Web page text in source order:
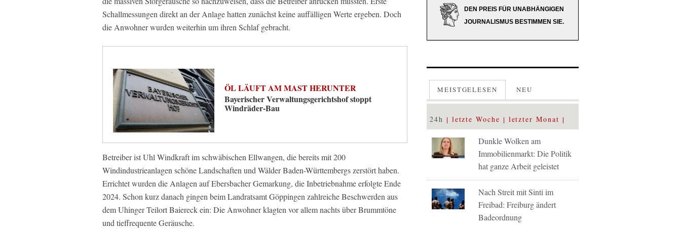
Schallmessungen direkt an der Anlage hatten zunächst keine auffälligen Werte ergeben. Doch
die Anwohner wurden weiterhin um ihren Schlaf gebracht.
ÖL LÄUFT AM MAST HERUNTER
Bayerischer Verwaltungsgerichtshof stoppt
Windräder-Bau
Betreiber ist Uhl Windkraft im schwäbischen Ellwangen, die bereits mit 200
Windindustrieanlagen schöne Landschaften und Wälder Baden-Württembergs zerstört haben.
Errichtet wurden die Anlagen auf Ebersbacher Gemarkung, die Inbetriebnahme erfolgte Ende
2024. Schon kurz danach gingen beim Landratsamt Göppingen zahlreiche Beschwerden aus
dem Uhinger Teilort Baiereck ein: Die Anwohner klagten vor allem nachts über Brummtöne
und tieffrequente Geräusche.
DEN PREIS FÜR UNABHÄNGIGEN
JOURNALISMUS BESTIMMEN SIE.
MEISTGELESEN NEU
24h letzte Woche letzter Monat
Dunkle Wolken am
Immobilienmarkt: Die Politik
hat ganze Arbeit geleistet
Nach Streit mit Sinti im
Freibad: Freiburg ändert
Badeordnung